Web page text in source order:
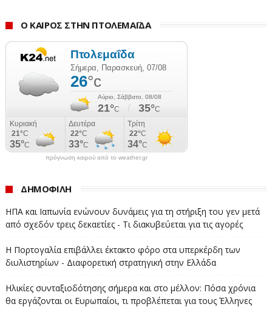
Ο ΚΑΙΡΟΣ ΣΤΗΝ ΠΤΟΛΕΜΑΪΔΑ
πρόγνωση καιρού από το weather.gr
ΔΗΜΟΦΙΛΗ
ΗΠΑ και Ιαπωνία ενώνουν δυνάμεις για τη στήριξη του γεν μετά
από σχεδόν τρεις δεκαετίες - Τι διακυβεύεται για τις αγορές
Η Πορτογαλία επιβάλλει έκτακτο φόρο στα υπερκέρδη των
διυλιστηρίων - Διαφορετική στρατηγική στην Ελλάδα
Ηλικίες συνταξιοδότησης σήμερα και στο μέλλον: Πόσα χρόνια
θα εργάζονται οι Ευρωπαίοι, τι προβλέπεται για τους Έλληνες